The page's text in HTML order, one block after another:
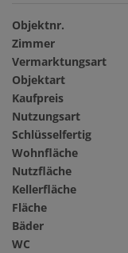
Objektnr.
Zimmer
Vermarktungsart
Objektart
Kaufpreis
Nutzungsart
Schlüsselfertig
Wohnfläche
Nutzfläche
Kellerfläche
Fläche
Bäder
WC